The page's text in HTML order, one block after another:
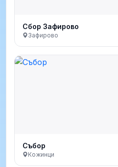
Сбор Зафирово
Зафирово
Събор
Кожинци